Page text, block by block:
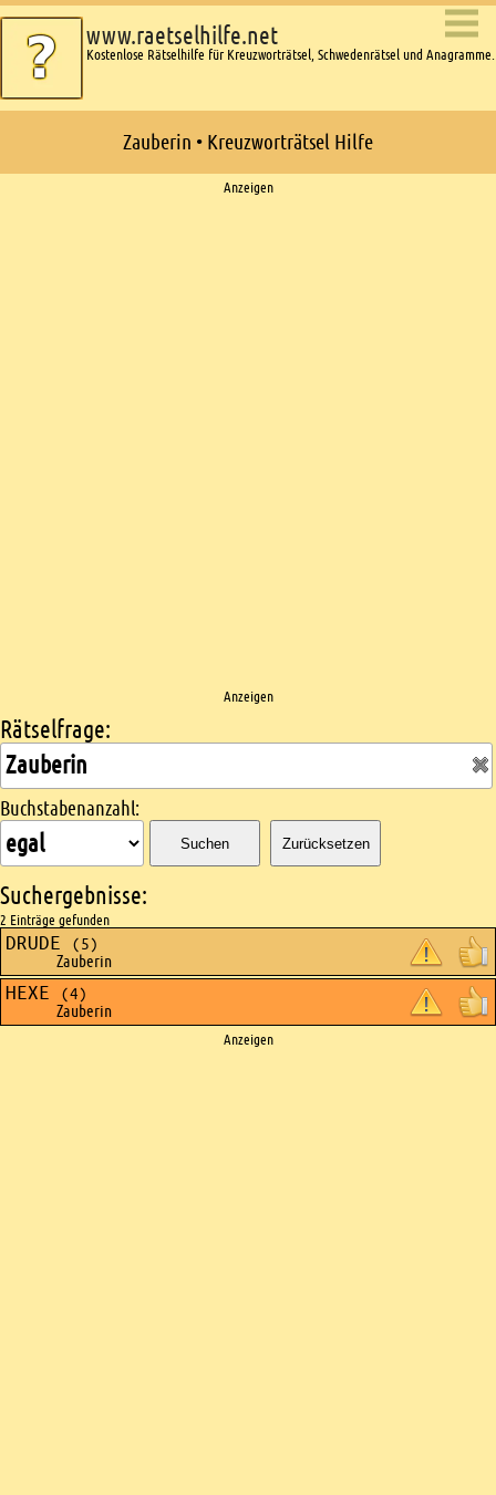
www.raetselhilfe.net
Kostenlose Rätselhilfe für Kreuzworträtsel, Schwedenrätsel und Anagramme.
Zauberin • Kreuzworträtsel Hilfe
Anzeigen
Anzeigen
Kreuzworträtsel suchen
Rätselfrage:
Buchstabenanzahl:
Suchen Zurücksetzen
Suchergebnisse:
2 Einträge gefunden
DRUDE (5)
Zauberin
HEXE
(4)
Zauberin
Anzeigen